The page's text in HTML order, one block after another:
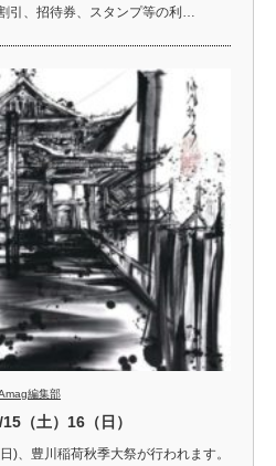
引、招待券、スタンプ等の利…
編集部
（土）16（日）
)、豊川稲荷秋季大祭が行われます。